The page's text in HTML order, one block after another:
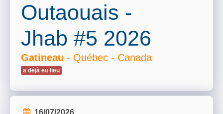
Outaouais -
Jhab #5 2026
Gatineau - Québec - Canada
a déjà eu lieu